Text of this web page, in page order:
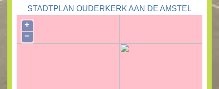
STADTPLAN OUDERKERK AAN DE AMSTEL
+
−